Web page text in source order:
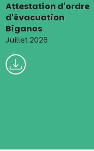
Attestation d'ordre
d'évacuation
Biganos
Juillet 2026